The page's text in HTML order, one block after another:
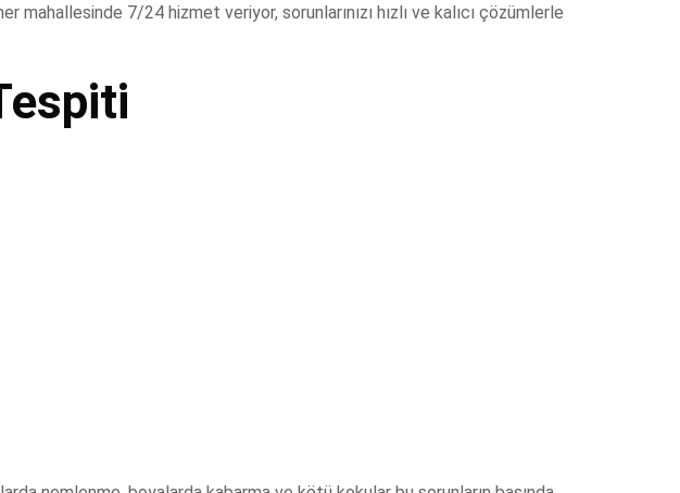
7/24 hizmet veriyor, sorunlarınızı hızlı ve kalıcı çözümlerle